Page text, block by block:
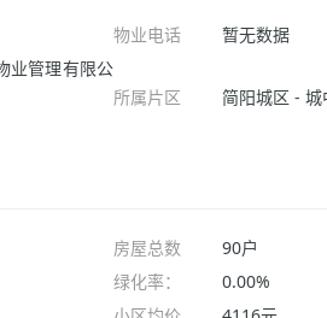
物业电话
暂无数据
业管理有限公
所属片区
简阳城区 - 城
房屋总数
90户
绿化率：
0.00%